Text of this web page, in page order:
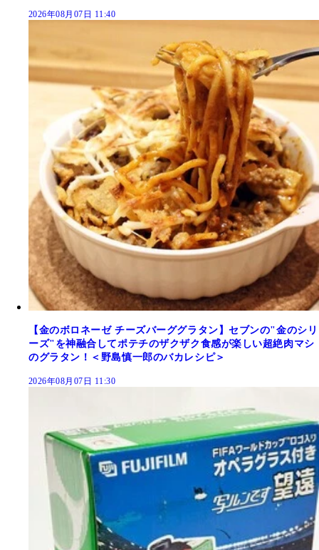
2026年08月07日 11:40
【金のボロネーゼ チーズバーググラタン】セブンの"金のシリ
ーズ"を神融合してポテチのザクザク食感が楽しい超絶肉マシ
のグラタン！＜野島慎一郎のバカレシピ＞
2026年08月07日 11:30